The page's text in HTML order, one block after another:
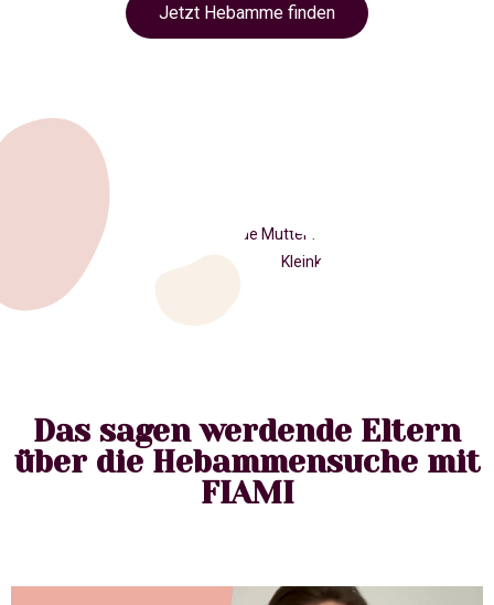
Jetzt Hebamme finden
Das sagen werdende Eltern
über die Hebammensuche mit
FIAMI